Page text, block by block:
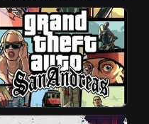
GTA San Andreas